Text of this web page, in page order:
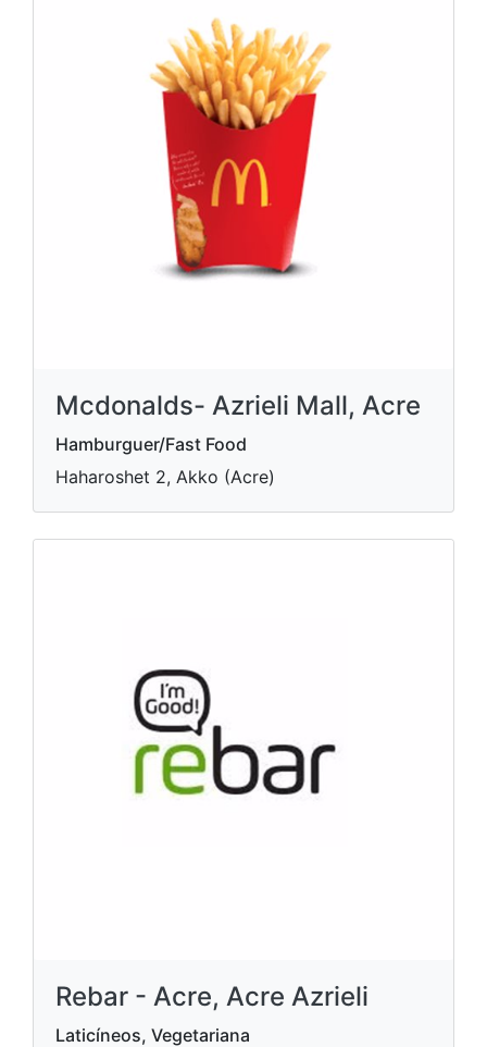
Mcdonalds- Azrieli Mall, Acre
Hamburguer/Fast Food
Haharoshet 2, Akko (Acre)
Rebar - Acre, Acre Azrieli
Laticíneos, Vegetariana